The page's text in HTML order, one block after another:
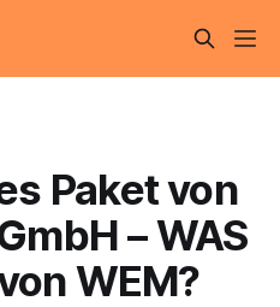
Paket von
– WAS
WEM?